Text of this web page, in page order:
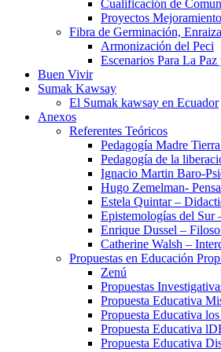
Cualificación de
Proyectos
Fibra de Germinación,
Armonización del Peci
Escenarios Para La
Buen Vivir
Sumak Kawsay
El Sumak kawsay en Ecuador
Anexos
Referentes Teóricos
Pedagogía Madre
Pedagogía de la
Ignacio Martin Baro-
Hugo Zemelman-
Estela Quintar –
Epistemologías del Sur
Enrique Dussel –
Catherine Walsh –
Propuestas en Educación
Zenú
Propuestas
Propuesta Educativa
Propuesta Educativa los
Propuesta Educativa
Propuesta Educativa